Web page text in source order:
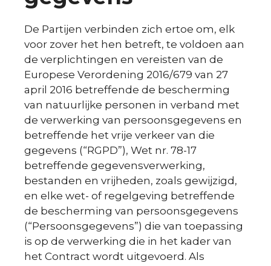
De Partijen verbinden zich ertoe om, elk
voor zover het hen betreft, te voldoen aan
de verplichtingen en vereisten van de
Europese Verordening 2016/679 van 27
april 2016 betreffende de bescherming
van natuurlijke personen in verband met
de verwerking van persoonsgegevens en
betreffende het vrije verkeer van die
gegevens (“RGPD”), Wet nr. 78-17
betreffende gegevensverwerking,
bestanden en vrijheden, zoals gewijzigd,
en elke wet- of regelgeving betreffende
de bescherming van persoonsgegevens
(“Persoonsgegevens”) die van toepassing
is op de verwerking die in het kader van
het Contract wordt uitgevoerd. Als